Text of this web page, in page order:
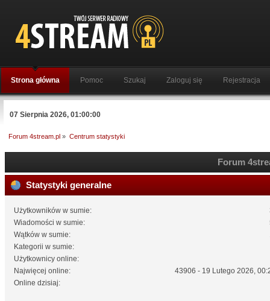
Strona główna Pomoc Szukaj Zaloguj się Rejestracja
07 Sierpnia 2026, 01:00:00
Forum 4stream.pl » Centrum statystyki
Forum
Statystyki generalne
Użytkowników w sumie:
Wiadomości w sumie:
Wątków w sumie:
Kategorii w sumie:
Użytkownicy online:
Najwięcej online:
43906 - 19 Lutego 2026,
Online dzisiaj: